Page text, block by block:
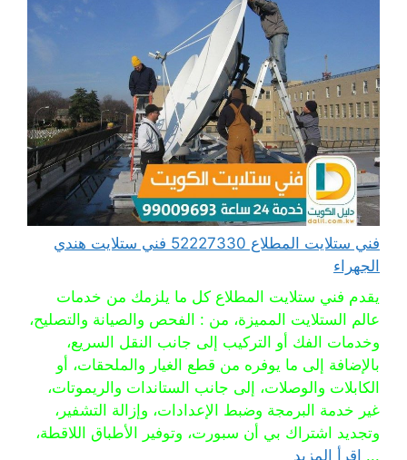
فني ستلايت المطلاع 52227330 فني ستلايت هندي
الجهراء
يقدم فني ستلايت المطلاع كل ما يلزمك من خدمات
عالم الستلايت المميزة، من : الفحص والصيانة والتصليح،
وخدمات الفك أو التركيب إلى جانب النقل السريع،
بالإضافة إلى ما يوفره من قطع الغيار والملحقات، أو
الكابلات والوصلات، إلى جانب الستاندات والريموتات،
غير خدمة البرمجة وضبط الإعدادات، وإزالة التشفير،
وتجديد اشتراك بي أن سبورت، وتوفير الأطباق اللاقطة،
... اقرأ المزيد